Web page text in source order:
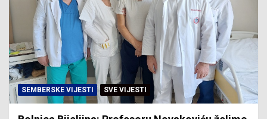
SEMBERSKE VIJESTI SVE VIJESTI